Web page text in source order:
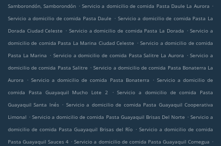
Samborondón, Samborondón . Servicio a domicilio de comida Pasta Daule La Aurora .
Servicio a domicilio de comida Pasta Daule . Servicio a domicilio de comida Pasta La
Dorada Ciudad Celeste . Servicio a domicilio de comida Pasta La Dorada . Servicio a
domicilio de comida Pasta La Marina Ciudad Celeste . Servicio a domicilio de comida
Pasta La Marina . Servicio a domicilio de comida Pasta Salitre La Aurora . Servicio a
domicilio de comida Pasta Salitre . Servicio a domicilio de comida Pasta Bonaterra La
Aurora
. Servicio a domicilio de comida Pasta Bonaterra . Servicio a domicilio de
comida Pasta Guayaquil Mucho Lote 2
. Servicio a domicilio de comida Pasta
Guayaquil Santa Inés . Servicio a domicilio de comida Pasta Guayaquil Cooperativa
Limonal . Servicio a domicilio de comida Pasta Guayaquil Brisas Del Norte . Servicio a
domicilio de comida Pasta Guayaquil Brisas del Río . Servicio a domicilio de comida
Pasta Guayaquil Sauces 4 . Servicio a domicilio de comida Pasta Guayaquil Comegua .